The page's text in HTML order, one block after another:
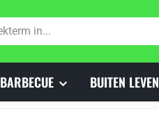
BARBECUE BUITEN LEVEN